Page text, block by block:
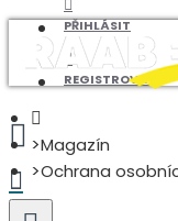
PŘIHLÁSIT
REGISTROVAT
Magazín
Ochrana